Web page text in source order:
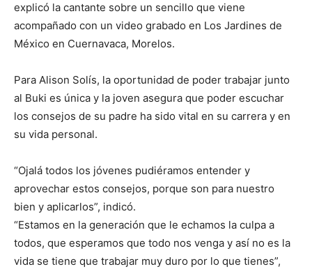
explicó la cantante sobre un sencillo que viene
acompañado con un video grabado en Los Jardines de
México en Cuernavaca, Morelos.
Para Alison Solís, la oportunidad de poder trabajar junto
al Buki es única y la joven asegura que poder escuchar
los consejos de su padre ha sido vital en su carrera y en
su vida personal.
“Ojalá todos los jóvenes pudiéramos entender y
aprovechar estos consejos, porque son para nuestro
bien y aplicarlos”, indicó.
“Estamos en la generación que le echamos la culpa a
todos, que esperamos que todo nos venga y así no es la
vida se tiene que trabajar muy duro por lo que tienes”,